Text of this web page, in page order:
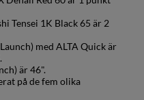
Tensei 1K Black 65 är 2
med ALTA Quick är
är 46".
på de fem olika